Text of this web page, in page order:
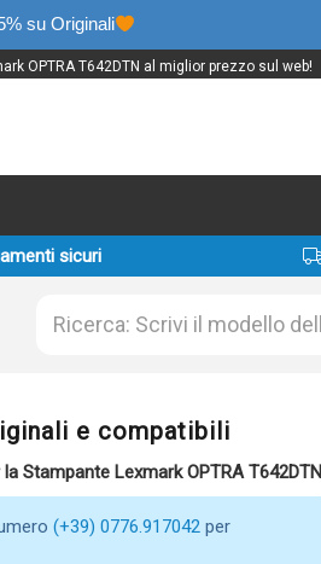
su Originali
OPTRA T642DTN al miglior prezzo sul web!
sicuri
e compatibili
Stampante Lexmark OPTRA T642DTN
(+39) 0776.917042per